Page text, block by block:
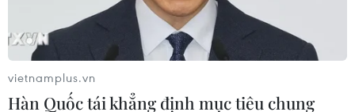
vietnamplus.vn
Hàn Quốc tái khẳng định mục tiêu chung